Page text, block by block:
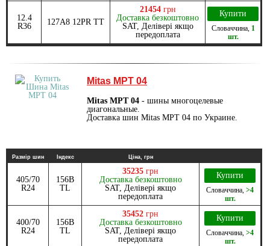
12.4
R36
127A8 12PR ТТ
21454 грн
Доставка безкоштовно
SAT, Делівері якщо
передоплата
Купити
Словаччина, 1
шт.
Mitas MPT 04
Mitas MPT 04 - шины многоцелевые
диагональные.
Доставка шин Mitas MPT 04 по Украине.
Размір шин Індекс Ціна, грн
405/70
R24
156B
TL
35235 грн
Доставка безкоштовно
SAT, Делівері якщо
передоплата
Купити
Словаччина >4
шт.
400/70
R24
156B
TL
35452 грн
Доставка безкоштовно
SAT, Делівері якщо
передоплата
Купити
Словаччина >4
шт.